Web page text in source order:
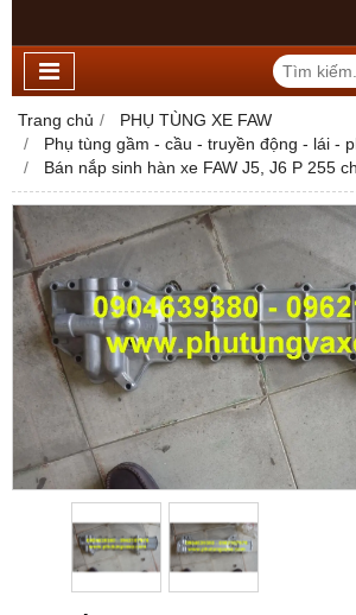
Trang chủ
PHỤ TÙNG XE FAW
Phụ tùng gầm - cầu - truyền động - lái -
Bán nắp sinh hàn xe FAW J5, J6 P 255